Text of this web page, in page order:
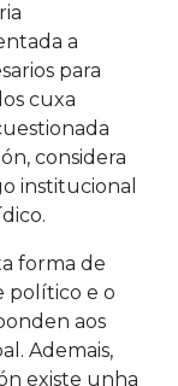
a
para
cuxa
considera
institucional
forma de
político e o
aos
Ademais,
existe unha